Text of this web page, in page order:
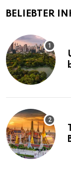
BELIEBTER